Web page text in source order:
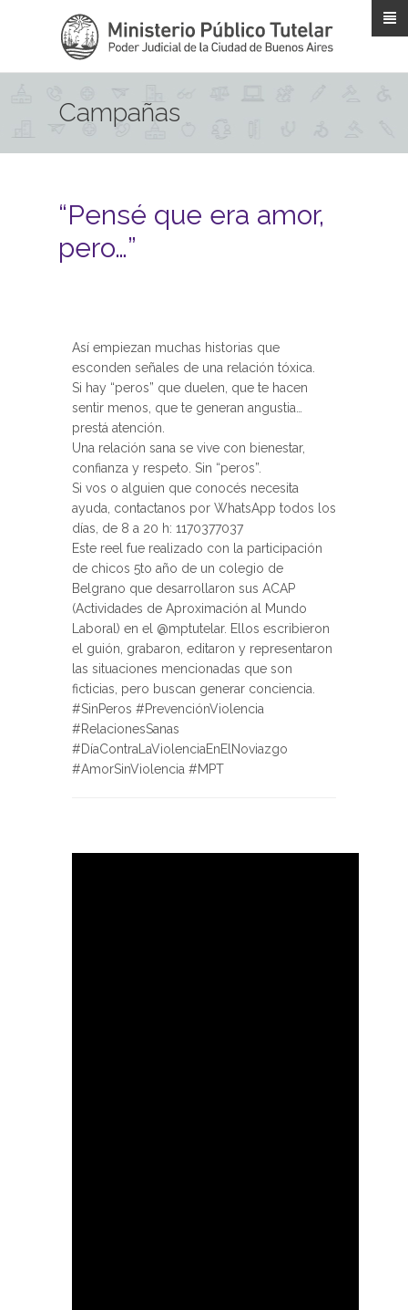
Campañas
“Pensé que era amor,
pero…”
Así empiezan muchas historias que
esconden señales de una relación tóxica.
Si hay “peros” que duelen, que te hacen
sentir menos, que te generan angustia…
prestá atención.
Una relación sana se vive con bienestar,
confianza y respeto. Sin “peros”.
Si vos o alguien que conocés necesita
ayuda, contactanos por WhatsApp todos los
días, de 8 a 20 h: 1170377037
Este reel fue realizado con la participación
de chicos 5to año de un colegio de
Belgrano que desarrollaron sus ACAP
(Actividades de Aproximación al Mundo
Laboral) en el @mptutelar. Ellos escribieron
el guión, grabaron, editaron y representaron
las situaciones mencionadas que son
ficticias, pero buscan generar conciencia.
#SinPeros #PrevenciónViolencia
#RelacionesSanas
#DíaContraLaViolenciaEnElNoviazgo
#AmorSinViolencia #MPT